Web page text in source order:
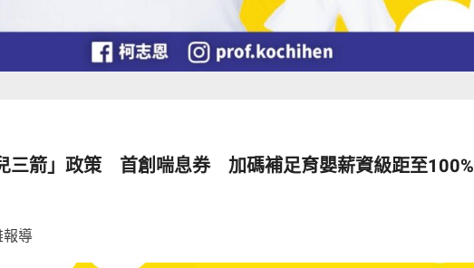
三箭」政策 首創喘息券 加碼補足育嬰薪資級距至100%
報導